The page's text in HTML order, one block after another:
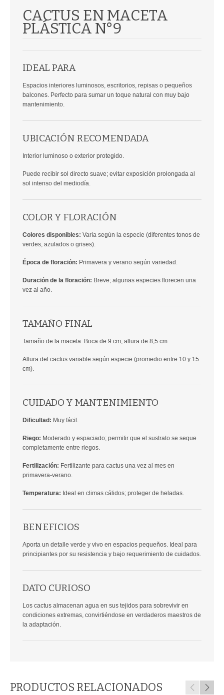
CACTUS EN MACETA
PLÁSTICA N°9
IDEAL PARA
Espacios interiores luminosos, escritorios, repisas o pequeños
balcones. Perfecto para sumar un toque natural con muy bajo
mantenimiento.
UBICACIÓN RECOMENDADA
Interior luminoso o exterior protegido.
Puede recibir sol directo suave; evitar exposición prolongada al
sol intenso del mediodía.
COLOR Y FLORACIÓN
Colores disponibles: Varía según la especie (diferentes tonos de
verdes, azulados o grises).
Época de floración: Primavera y verano según variedad.
Duración de la floración: Breve; algunas especies florecen una
vez al año.
TAMAÑO FINAL
Tamaño de la maceta: Boca de 9 cm, altura de 8,5 cm.
Altura del cactus variable según especie (promedio entre 10 y 15
cm).
CUIDADO Y MANTENIMIENTO
Dificultad: Muy fácil.
Riego: Moderado y espaciado; permitir que el sustrato se seque
completamente entre riegos.
Fertilización: Fertilizante para cactus una vez al mes en
primavera-verano.
Temperatura: Ideal en climas cálidos; proteger de heladas.
BENEFICIOS
Aporta un detalle verde y vivo en espacios pequeños. Ideal para
principiantes por su resistencia y bajo requerimiento de cuidados.
DATO CURIOSO
Los cactus almacenan agua en sus tejidos para sobrevivir en
condiciones extremas, convirtiéndose en verdaderos maestros de
la adaptación.
PRODUCTOS RELACIONADOS